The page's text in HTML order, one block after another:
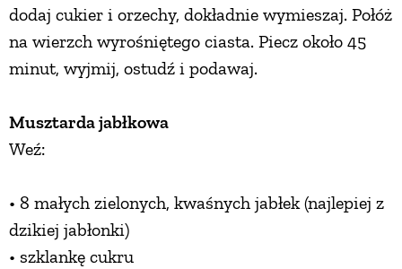
dodaj cukier i orzechy, dokładnie wymieszaj. Połóż
na wierzch wyrośniętego ciasta. Piecz około 45
minut, wyjmij, ostudź i podawaj.
Musztarda jabłkowa
Weź:
• 8 małych zielonych, kwaśnych jabłek (najlepiej z
dzikiej jabłonki)
• szklankę cukru